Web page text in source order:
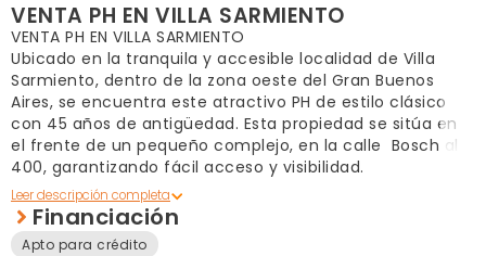
VENTA PH EN VILLA SARMIENTO
VENTA PH EN VILLA SARMIENTO
Ubicado en la tranquila y accesible localidad de Villa
Sarmiento, dentro de la zona oeste del Gran Buenos
Aires, se encuentra este atractivo PH de estilo clásico
con 45 años de antigüedad. Esta propiedad se sitúa en
el frente de un pequeño complejo, en la calle Bosch al
400, garantizando fácil acceso y visibilidad.
Con un diseño funcional de dos plantas, la propiedad
ofrece un total de 3 ambientes, incluyendo 2 dormitorios
Financiación
Apto para crédito